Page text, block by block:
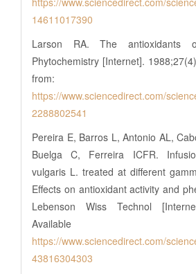
14611017390
Larson RA. The antioxidants
Phytochemistry [Internet].
from:
https://www.sciencedirect.com/
2288802541
Pereira E, Barros L, Antonio AL,
Buelga C, Ferreira ICFR.
vulgaris L. treated at different
Effects on antioxidant activity and
Lebenson Wiss Technol
Available
https://www.sciencedirect.com/
43816304303